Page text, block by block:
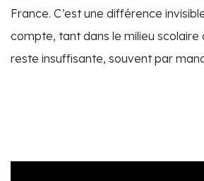
France. C’est une différence
compte, tant dans le milieu scolaire
reste insuffisante, souvent par